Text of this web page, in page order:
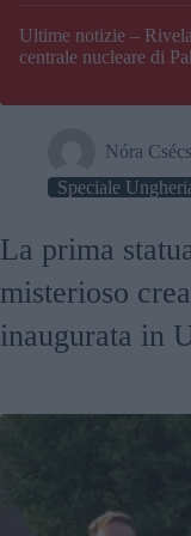
Ultime notizie –
centrale nucleare di
Nóra
Speciale
La prima
misterioso
inaugurata in